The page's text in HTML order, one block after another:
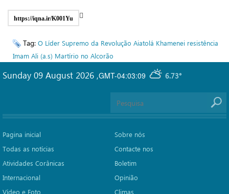
https://iqna.ir/K001Yu
Tag: O Líder Supremo da Revolução Aiatolá Khamenei resistência
Imam Ali (a.s) Martírio no Alcorão
GMT-04:03:09 6.73°
Sunday 09 August 2026 ,
Pagina inicial
Todas as notícias
Atividades Corânicas
Internacional
Vídeo e Foto
Sobre nós
Contacte nos
Boletim
Opinião
Climas